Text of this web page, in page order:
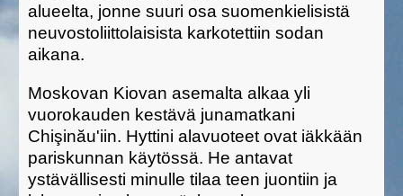
alueelta, jonne suuri osa suomenkielisistä
neuvostoliittolaisista karkotettiin sodan
aikana.
Moskovan Kiovan asemalta alkaa yli
vuorokauden kestävä junamatkani
Chişinău'iin. Hyttini alavuoteet ovat iäkkään
pariskunnan käytössä. He antavat
ystävällisesti minulle tilaa teen juontiin ja